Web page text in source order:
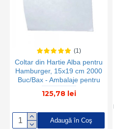
Coltar din Hartie Alba pentru
Hamburger, 15x19 cm 2000
Buc/Bax - Ambalaje pentru
Fast Food
125,78 lei
(1)
Adaugă în Coş